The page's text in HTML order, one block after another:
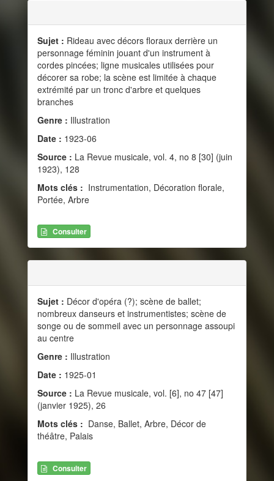
Sujet : Rideau avec décors floraux derrière un
personnage féminin jouant d'un instrument à
cordes pincées; ligne musicales utilisées pour
décorer sa robe; la scène est limitée à chaque
extrémité par un tronc d'arbre et quelques
branches
Genre : Illustration
Date : 1923-06
Source : La Revue musicale, vol. 4, no 8 [30] (juin
1923), 128
Mots clés : Instrumentation, Décoration florale,
Portée, Arbre
Consulter
Sujet : Décor d'opéra (?); scène de ballet;
nombreux danseurs et instrumentistes; scène de
songe ou de sommeil avec un personnage assoupi
au centre
Genre : Illustration
Date : 1925-01
Source : La Revue musicale, vol. [6], no 47 [47]
(janvier 1925), 26
Mots clés : Danse, Ballet, Arbre, Décor de
théâtre, Palais
Consulter